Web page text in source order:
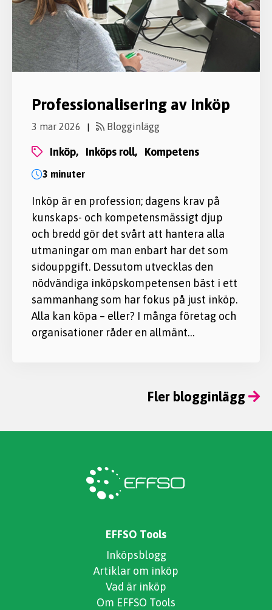
Professionalisering av inköp
3 mar 2026 | Blogginlägg
inköp, inköps roll, kompetens
3 minuter
Inköp är en profession; dagens krav på
kunskaps- och kompetensmässigt djup
och bredd gör det svårt att hantera alla
utmaningar om man enbart har det som
sidouppgift. Dessutom utvecklas den
nödvändiga inköpskompetensen bäst i ett
sammanhang som har fokus på just inköp.
Alla kan köpa – eller? I många företag och
organisationer råder en allmänt…
Fler blogginlägg
EFFSO Tools
Inköpsblogg
Artiklar om inköp
Vad är inköp
Om EFFSO Tools